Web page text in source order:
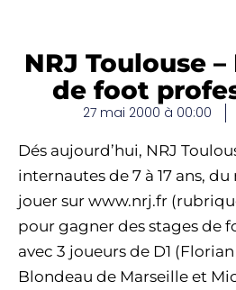
NRJ Toulouse
de foot
27 mai 2000 à 00:00
Dés aujourd’hui, NRJ
internautes de 7 à 17 ans,
jouer sur www.nrj.fr
pour gagner des stages de
avec 3 joueurs de D1
Blondeau de Marseille et